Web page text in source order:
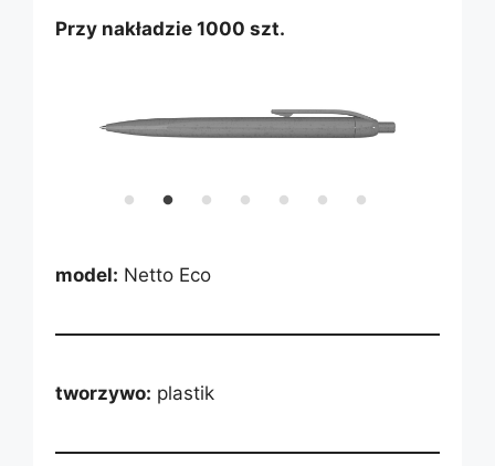
różowy fioletowy
Przy nakładzie 1000 szt.
model: Netto Eco
tworzywo: plastik